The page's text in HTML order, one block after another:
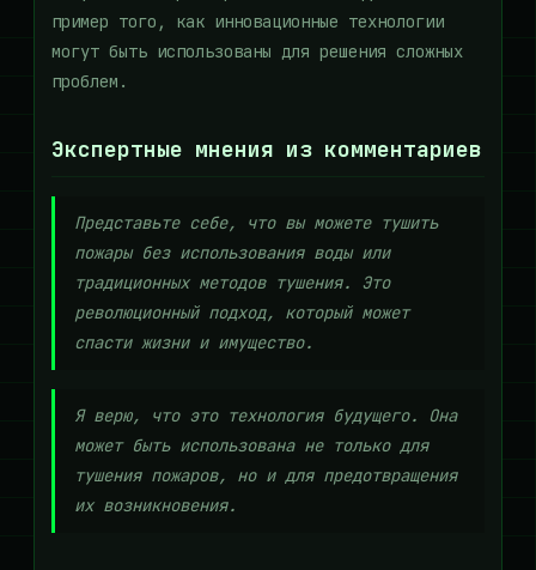
пример того, как инновационные технологии
могут быть использованы для решения сложных
проблем.
Экспертные мнения из комментариев
Представьте себе, что вы можете тушить
пожары без использования воды или
традиционных методов тушения. Это
революционный подход, который может
спасти жизни и имущество.
Я верю, что это технология будущего. Она
может быть использована не только для
тушения пожаров, но и для предотвращения
их возникновения.